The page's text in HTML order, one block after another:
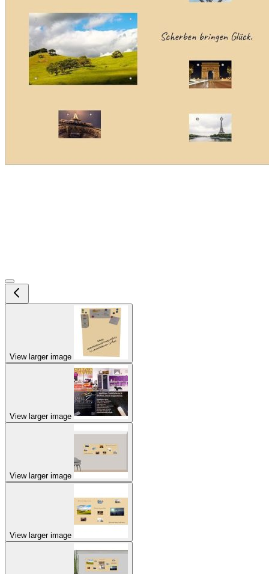
View larger image
View larger image
View larger image
View larger image